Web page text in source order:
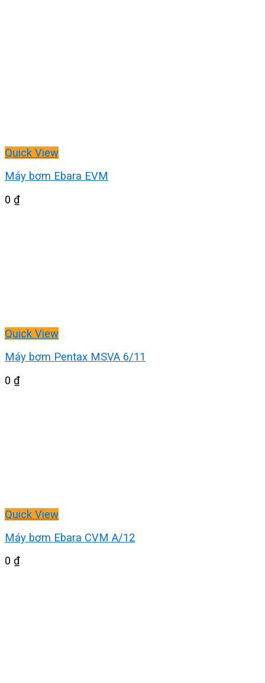
Quick View
Máy bơm Ebara EVM
0 ₫
Quick View
Máy bơm Pentax MSVA 6/11
0 ₫
Quick View
Máy bơm Ebara CVM A/12
0 ₫